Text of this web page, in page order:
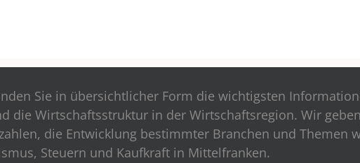
Sie in übersichtlicher Form die wichtigsten
die Wirtschaftsstruktur in der Wirtschaftsregion. Wir
die Entwicklung bestimmter Branchen und Themen
Steuern und Kaufkraft in Mittelfranken.